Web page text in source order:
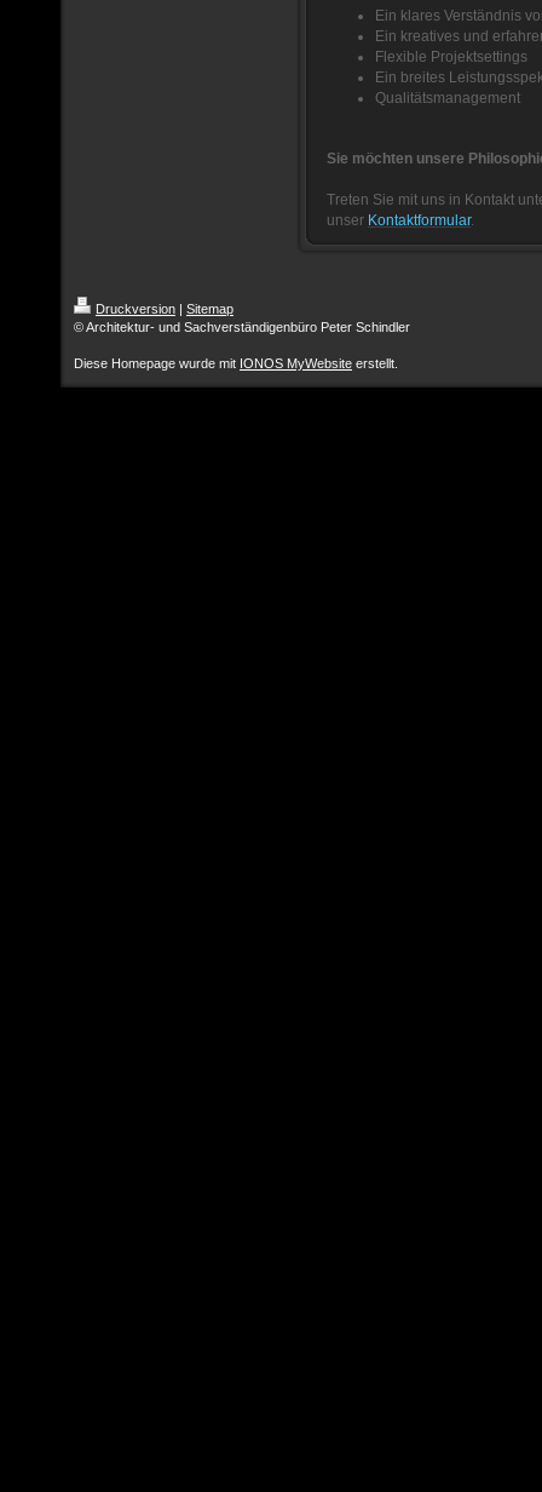
Ein klares Verständnis
Ein kreatives und
Flexible Projektsettings
Ein breites
Qualitätsmanagement
Sie möchten unsere
Treten Sie mit uns in Kontakt
unser Kontaktformular.
Druckversion | Sitemap
© Architektur- und Sachverständigenbüro Peter Schindler
Diese Homepage wurde mit IONOS MyWebsite erstellt.